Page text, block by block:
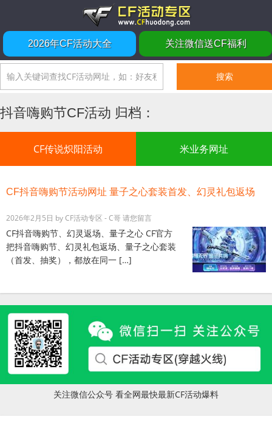
2026年CF活动大全 关注微信送CF福利
抖音嗨购节CF活动 归档：
CF传说炽阳活动 米业务网址
CF抖音嗨购节活动网址 量子之心套装首发、幻灵礼包返场
2026年2月5日 byCF活动专区 - C哥请您留言
CF抖音嗨购节、幻灵返场、量子之心 CF官方
把抖音嗨购节、幻灵礼包返场、量子之心套装
（首发、抽奖），都放在同一 […]
关注微信公众号 看全网最快最新CF活动爆料